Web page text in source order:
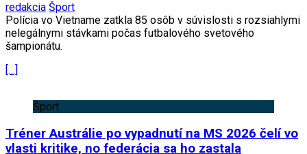
redakcia Šport
Polícia vo Vietname zatkla 85 osôb v súvislosti s rozsiahlymi
nelegálnymi stávkami počas futbalového svetového
šampionátu.
[…]
Šport
Tréner Austrálie po vypadnutí na MS 2026 čelí vo
vlasti kritike, no federácia sa ho zastala